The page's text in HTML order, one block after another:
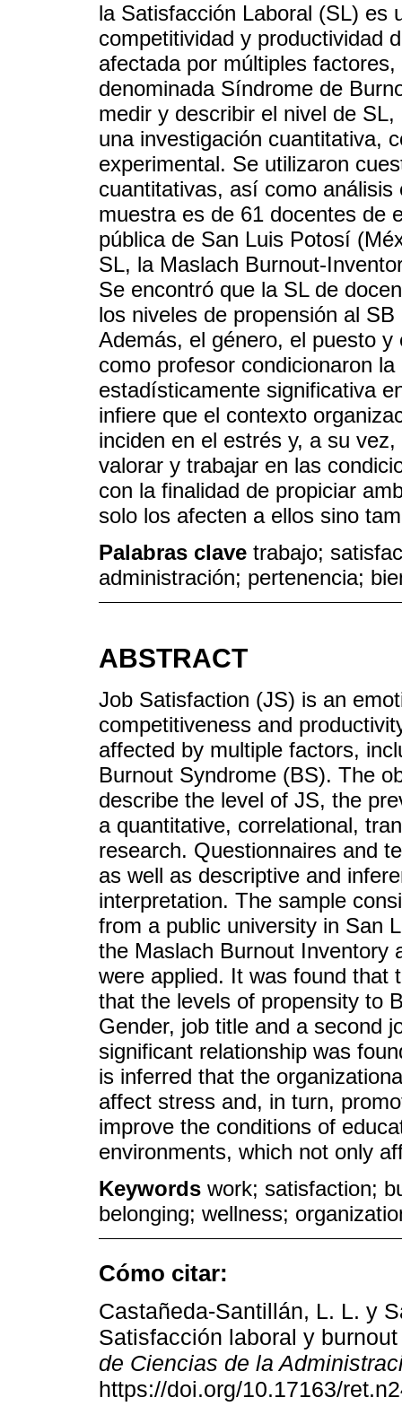
la Satisfacción Laboral (SL) es
competitividad y productividad
afectada por múltiples
denominada Síndrome de
medir y describir el nivel de
una investigación cuantitativa,
experimental. Se utilizaron
cuantitativas, así como
muestra es de 61 docentes de
pública de San Luis Potosí
SL, la Maslach Burnout-
Se encontró que la SL de
los niveles de propensión al
Además, el género, el puesto
como profesor condicionaron
estadísticamente significativa
infiere que el contexto
inciden en el estrés y, a su
valorar y trabajar en las
con la finalidad de propiciar
solo los afecten a ellos sino
Palabras clave trabajo;
administración; pertenencia;
ABSTRACT
Job Satisfaction (JS) is an
competitiveness and
affected by multiple factors,
Burnout Syndrome (BS). The
describe the level of JS, the
a quantitative, correlational,
research. Questionnaires and
as well as descriptive and
interpretation. The sample
from a public university in San
the Maslach Burnout Inventory
were applied. It was found that
that the levels of propensity to
Gender, job title and a second
significant relationship was
is inferred that the
affect stress and, in turn,
improve the conditions of
environments, which not only
Keywords work; satisfaction;
belonging; wellness;
Cómo citar:
Castañeda-Santillán, L. L. y
Satisfacción laboral y
de Ciencias de la
https://doi.org/10.17163/